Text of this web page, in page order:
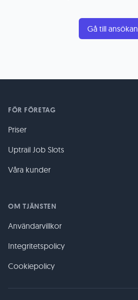
Gå till ansökan
FÖR FÖRETAG
Priser
Uptrail Job Slots
Våra kunder
OM TJÄNSTEN
Användarvillkor
Integritetspolicy
Cookiepolicy